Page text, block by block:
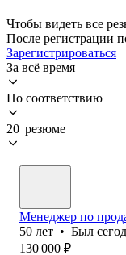
Чтобы видеть все
После регистрации
Зарегистрироваться
За всё время
По соответствию
20 резюме
Менеджер по
50 лет • Был
130 000 ₽